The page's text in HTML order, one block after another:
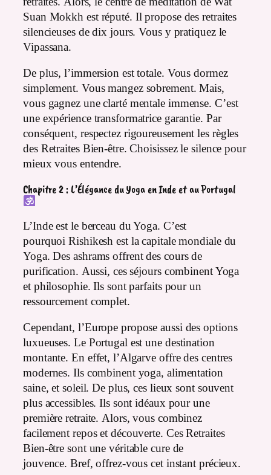
Suan Mokkh est réputé. Il propose des retraites
silencieuses de dix jours. Vous y pratiquez le
Vipassana.
De plus, l’immersion est totale. Vous dormez
simplement. Vous mangez sobrement. Mais,
vous gagnez une clarté mentale immense. C’est
une expérience transformatrice garantie. Par
conséquent, respectez rigoureusement les règles
des Retraites Bien-être. Choisissez le silence pour
mieux vous entendre.
Chapitre 2 : L’Élégance du Yoga en Inde et au Portugal
L’Inde est le berceau du Yoga. C’est
pourquoi Rishikesh est la capitale mondiale du
Yoga. Des ashrams offrent des cours de
purification. Aussi, ces séjours combinent Yoga
et philosophie. Ils sont parfaits pour un
ressourcement complet.
Cependant, l’Europe propose aussi des options
luxueuses. Le Portugal est une destination
montante. En effet, l’Algarve offre des centres
modernes. Ils combinent yoga, alimentation
saine, et soleil. De plus, ces lieux sont souvent
plus accessibles. Ils sont idéaux pour une
première retraite. Alors, vous combinez
facilement repos et découverte. Ces Retraites
Bien-être sont une véritable cure de
jouvence. Bref, offrez-vous cet instant précieux.